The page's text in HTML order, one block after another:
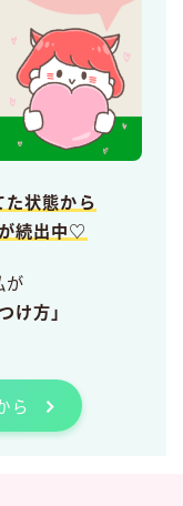
た状態から
続出中♡
が
け方」
ら